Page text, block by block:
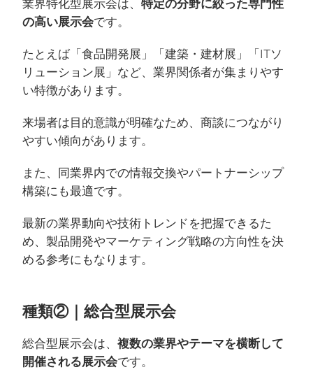
業界特化型展示会は、 特定の分野に絞った専門性
の高い展示会です。
たとえば「食品開発展」「建築・建材展」「ITソ
リューション展」など、業界関係者が集まりやす
い特徴があります。
来場者は目的意識が明確なため、商談につながり
やすい傾向があります。
また、同業界内での情報交換やパートナーシップ
構築にも最適です。
最新の業界動向や技術トレンドを把握できるた
め、製品開発やマーケティング戦略の方向性を決
める参考にもなります。
種類②｜総合型展示会
総合型展示会は、 複数の業界やテーマを横断して
開催される展示会です。